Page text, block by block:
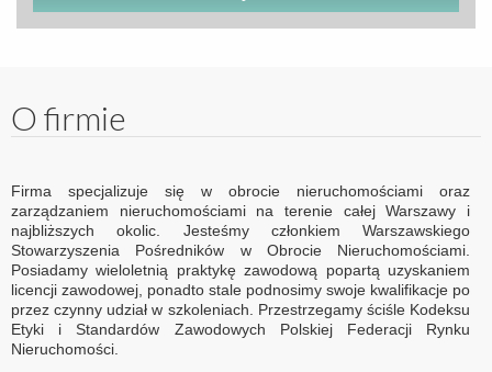
O firmie
Firma specjalizuje się w obrocie nieruchomościami oraz
zarządzaniem nieruchomościami na terenie całej Warszawy i
najbliższych okolic. Jesteśmy członkiem Warszawskiego
Stowarzyszenia Pośredników w Obrocie Nieruchomościami.
Posiadamy wieloletnią praktykę zawodową popartą uzyskaniem
licencji zawodowej, ponadto stale podnosimy swoje kwalifikacje po
przez czynny udział w szkoleniach. Przestrzegamy ściśle Kodeksu
Etyki i Standardów Zawodowych Polskiej Federacji Rynku
Nieruchomości.